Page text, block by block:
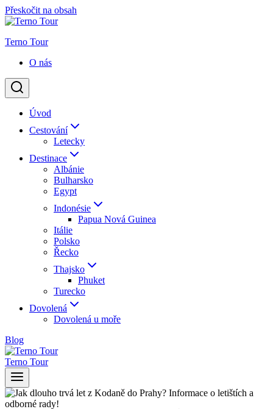
Přeskočit na obsah
Terno Tour
O nás
Úvod
Cestování
Letecky
Destinace
Albánie
Bulharsko
Egypt
Indonésie
Papua Nová Guinea
Itálie
Polsko
Řecko
Thajsko
Phuket
Turecko
Dovolená
Dovolená u moře
Blog
Terno Tour